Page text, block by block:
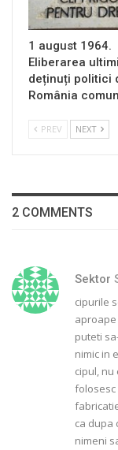
1 august 1964.
Eliberarea
deținuți politici
România
PREV NEXT
2 COMMENTS
Sektor
cipurile
aproape
puteti
nimic in
cipul, nu
folosesc
ca dupa
nimeni